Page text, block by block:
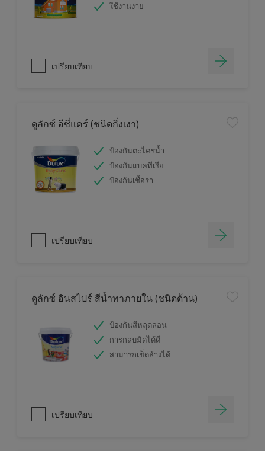
ใช้งานง่าย
เปรียบเทียบ
ดูลักซ์ อีซี่แคร์ (ชนิดกึ่งเงา)
ป้องกันตะไคร่น้ำ
ป้องกันแบคทีเรีย
ป้องกันเชื้อรา
เปรียบเทียบ
ดูลักซ์ อินสไปร์ สีน้ำทาภายใน (ชนิดด้าน)
ป้องกันสีหลุดล่อน
การกลบมิดได้ดี
สามารถเช็ดล้างได้
เปรียบเทียบ